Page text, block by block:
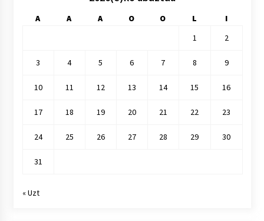
A A A O O L
I
1
2
3 4 5 6 7 8 9
10 11 12 13 14 15 16
17 18 19 20 21 22 23
24 25 26 27 28 29 30
31
« Uzt